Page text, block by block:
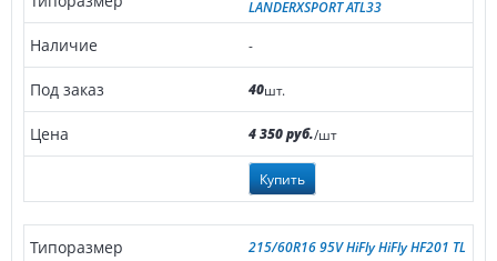
LANDERXSPORT ATL33
-
40шт.
4 350 руб./шт
Купить
215/60R16 95V HiFly HiFly HF201 TL